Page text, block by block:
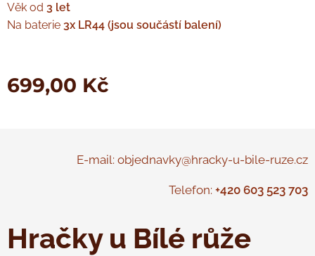
Věk od 3 let
Na baterie 3x LR44 (jsou součástí balení)
699,00 Kč
E-mail: objednavky@hracky-u-bile-ruze.cz
Telefon: +420 603 523 703
Hračky u Bílé růže